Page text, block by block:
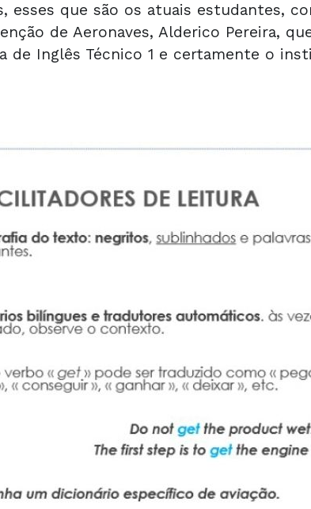
esses que são os atuais estudantes,
de Aeronaves, Alderico Pereira,
de Inglês Técnico 1 e certamente o